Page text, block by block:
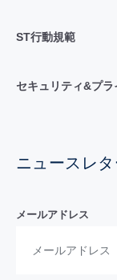
ST行動規範
セキュリティ&プ
ニュースレ
メールアドレス